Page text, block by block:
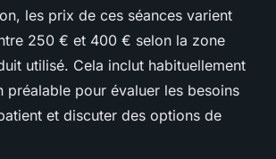
les prix de ces séances varient
250 € et 400 € selon la zone
utilisé. Cela inclut habituellement
préalable pour évaluer les besoins
et discuter des options de